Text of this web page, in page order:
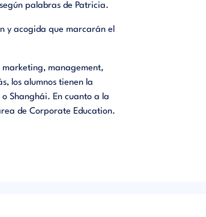
palabras de Patricia.
y acogida que marcarán el
marketing, management,
los alumnos tienen la
Shanghái. En cuanto a la
de Corporate Education.